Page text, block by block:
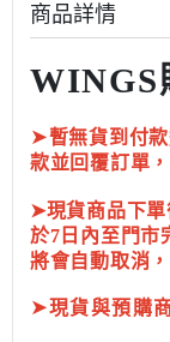
商品詳情
WINGS
➤暫無貨到付
款並回覆訂單
➤現貨商品下單
於7日內至門市
將會自動取消
➤現貨與預購